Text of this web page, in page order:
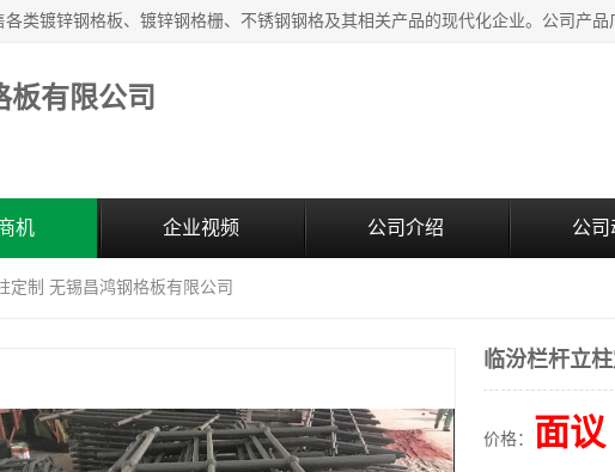
板有限公司
机 企业视频 公司介绍 公司
定制 无锡昌鸿钢格板有限公司
临汾栏杆立
价格： 面议